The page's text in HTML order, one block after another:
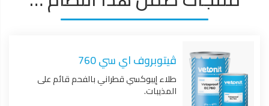
ڤيتوبروف اي سي 760
طلاء إيبوكسي قطراني بالفحم قائم على
المذيبات.